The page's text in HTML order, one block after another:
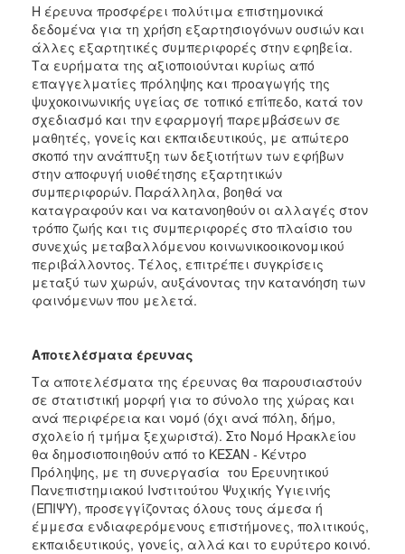
Η έρευνα προσφέρει πολύτιμα επιστημονικά
δεδομένα για τη χρήση εξαρτησιογόνων ουσιών και
άλλες εξαρτητικές συμπεριφορές στην εφηβεία.
Τα ευρήματα της αξιοποιούνται κυρίως από
επαγγελματίες πρόληψης και προαγωγής της
ψυχοκοινωνικής υγείας σε τοπικό επίπεδο, κατά τον
σχεδιασμό και την εφαρμογή παρεμβάσεων σε
μαθητές, γονείς και εκπαιδευτικούς, με απώτερο
σκοπό την ανάπτυξη των δεξιοτήτων των εφήβων
στην αποφυγή υιοθέτησης εξαρτητικών
συμπεριφορών. Παράλληλα, βοηθά να
καταγραφούν και να κατανοηθούν οι αλλαγές στον
τρόπο ζωής και τις συμπεριφορές στο πλαίσιο του
συνεχώς μεταβαλλόμενου κοινωνικοοικονομικού
περιβάλλοντος. Τέλος, επιτρέπει συγκρίσεις
μεταξύ των χωρών, αυξάνοντας την κατανόηση των
φαινόμενων που μελετά.
Αποτελέσματα έρευνας
Τα αποτελέσματα της έρευνας θα παρουσιαστούν
σε στατιστική μορφή για το σύνολο της χώρας και
ανά περιφέρεια και νομό (όχι ανά πόλη, δήμο,
σχολείο ή τμήμα ξεχωριστά). Στο Νομό Ηρακλείου
θα δημοσιοποιηθούν από το ΚΕΣΑΝ - Κέντρο
Πρόληψης, με τη συνεργασία του Ερευνητικού
Πανεπιστημιακού Ινστιτούτου Ψυχικής Υγιεινής
(ΕΠΙΨΥ), προσεγγίζοντας όλους τους άμεσα ή
έμμεσα ενδιαφερόμενους επιστήμονες, πολιτικούς,
εκπαιδευτικούς, γονείς, αλλά και το ευρύτερο κοινό.